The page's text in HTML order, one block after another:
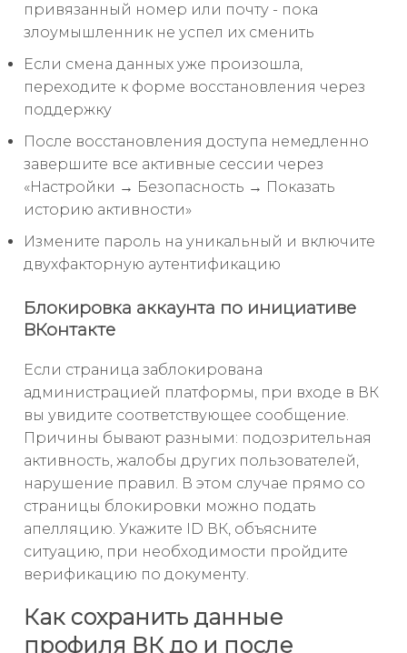
привязанный номер или почту - пока
злоумышленник не успел их сменить
Если смена данных уже произошла,
переходите к форме восстановления через
поддержку
После восстановления доступа немедленно
завершите все активные сессии через
«Настройки → Безопасность → Показать
историю активности»
Измените пароль на уникальный и включите
двухфакторную аутентификацию
Блокировка аккаунта по инициативе
ВКонтакте
Если страница заблокирована
администрацией платформы, при входе в ВК
вы увидите соответствующее сообщение.
Причины бывают разными: подозрительная
активность, жалобы других пользователей,
нарушение правил. В этом случае прямо со
страницы блокировки можно подать
апелляцию. Укажите ID ВК, объясните
ситуацию, при необходимости пройдите
верификацию по документу.
Как сохранить данные
профиля ВК до и после